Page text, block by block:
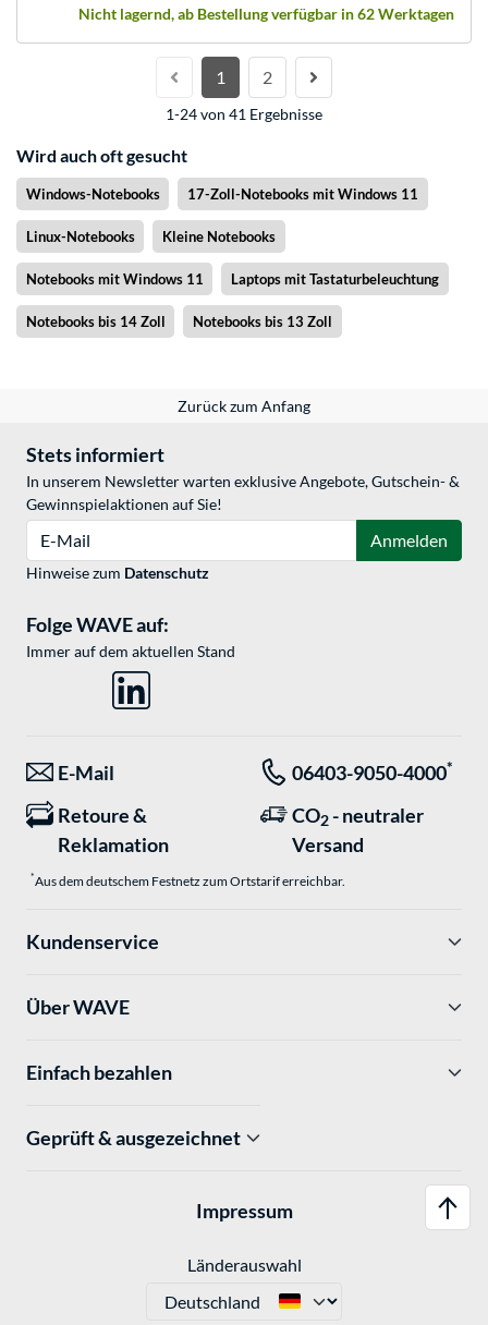
Nicht lagernd, ab Bestellung verfügbar in 62 Werktagen
1 2
1-24 von 41 Ergebnisse
Wird auch oft gesucht
Windows-Notebooks 17-Zoll-Notebooks mit Windows 11
Linux-Notebooks Kleine Notebooks
Notebooks mit Windows 11 Laptops mit Tastaturbeleuchtung
Notebooks bis 14 Zoll Notebooks bis 13 Zoll
Zurück zum Anfang
Stets informiert
In unserem Newsletter warten exklusive Angebote, Gutschein- &
Gewinnspielaktionen auf Sie!
Anmelden
Hinweise zum Datenschutz
Folge WAVE auf:
Immer auf dem aktuellen Stand
E-Mail 06403-9050-4000*
Retoure &
Reklamation
CO2 - neutraler
Versand
*Aus dem deutschem Festnetz zum Ortstarif erreichbar.
Kundenservice
Über WAVE
Einfach bezahlen
Geprüft & ausgezeichnet
Impressum
Länderauswahl